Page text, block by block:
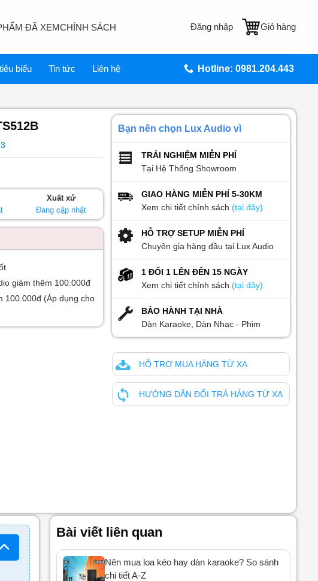
ĐÃ XEMCHÍNH SÁCH Đăng nhập Giỏ hàng
biểu Tin tức Liên hệ Hotline: 0981.204.443
Xuất xứ
Đang cập nhật
giảm thêm 100.000đ
100.000đ (Áp dụng cho
Bạn nên chọn Lux Audio vì
TRẢI NGHIỆM MIỄN PHÍ
Tại Hệ Thống Showroom
GIAO HÀNG MIỄN PHÍ 5-30KM
Xem chi tiết chính sách (tại đây)
HỖ TRỢ SETUP MIỄN PHÍ
Chuyên gia hàng đầu tại Lux Audio
1 ĐỔI 1 LÊN ĐẾN 15 NGÀY
Xem chi tiết chính sách (tại đây)
BẢO HÀNH TẠI NHÀ
Dàn Karaoke, Dàn Nhạc - Phim
HỖ TRỢ MUA HÀNG TỪ XA
HƯỚNG DẪN ĐỔI TRẢ HÀNG TỪ XA
Bài viết liên quan
Nên mua loa kéo hay dàn karaoke? So sánh
chi tiết A-Z